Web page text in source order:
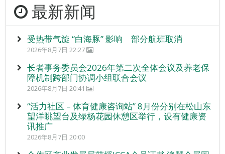
最新新闻
受热带气旋 “白海豚” 影响 部分航班取消
2026年8月7日 22:27
长者事务委员会2026年第二次全体会议及养老保
障机制跨部门协调小组联合会议
2026年8月7日 20:41
“活力社区 – 体育健康咨询站” 8月份分别在松山东
望洋眺望台及绿杨花园休憩区举行，设有健康资
讯推广
2026年8月7日 20:00